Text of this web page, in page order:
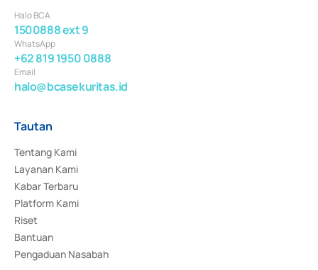
Halo BCA
1500888 ext 9
WhatsApp
+62 819 1950 0888
Email
halo@bcasekuritas.id
Tautan
Tentang Kami
Layanan Kami
Kabar Terbaru
Platform Kami
Riset
Bantuan
Pengaduan Nasabah